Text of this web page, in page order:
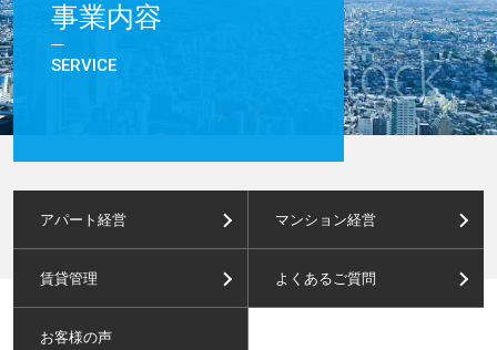
事業内容
SERVICE
アパート経営 マンション経営
賃貸管理 よくあるご質問
お客様の声